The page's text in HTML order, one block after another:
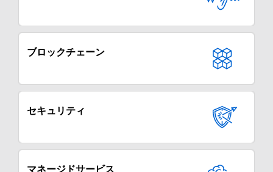
ブロックチェーン
セキュリティ
マネージドサービス